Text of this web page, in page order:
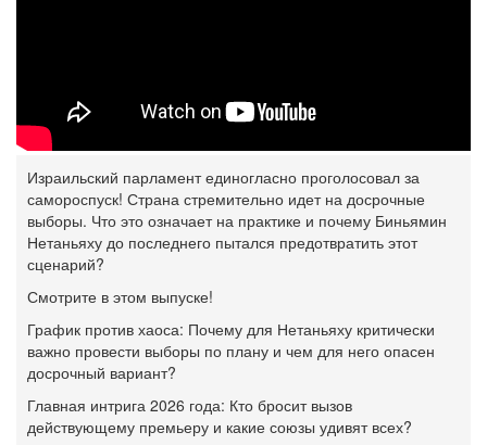
Израильский парламент единогласно проголосовал за
самороспуск! Страна стремительно идет на досрочные
выборы. Что это означает на практике и почему Биньямин
Нетаньяху до последнего пытался предотвратить этот
сценарий?
Смотрите в этом выпуске!
График против хаоса: Почему для Нетаньяху критически
важно провести выборы по плану и чем для него опасен
досрочный вариант?
Главная интрига 2026 года: Кто бросит вызов
действующему премьеру и какие союзы удивят всех?